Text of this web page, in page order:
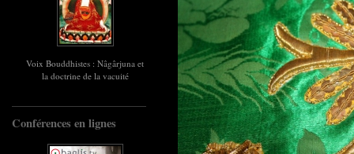
Voix Bouddhistes : Nâgârjuna et
la doctrine de la vacuité
Conférences en lignes